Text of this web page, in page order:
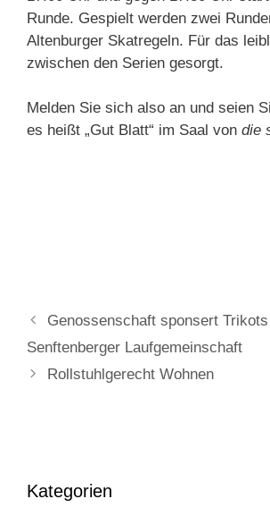
Runde. Gespielt werden zwei
Altenburger Skatregeln. Für das
zwischen den Serien gesorgt.
Melden Sie sich also an und seien
es heißt „Gut Blatt“ im Saal von die
Genossenschaft sponsert
Senftenberger Laufgemeinschaft
Rollstuhlgerecht Wohnen
Kategorien